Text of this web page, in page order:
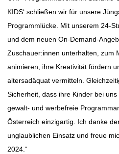
KIDS‘ schließen wir für unsere
Programmlücke. Mit unserem 24-
und dem neuen On-Demand-
Zuschauer:innen unterhalten, zum
animieren, ihre Kreativität fördern
altersadäquat vermitteln.
Sicherheit, dass ihre Kinder bei
gewalt- und werbefreie
Österreich einzigartig. Ich danke
unglaublichen Einsatz und freue
2024.“